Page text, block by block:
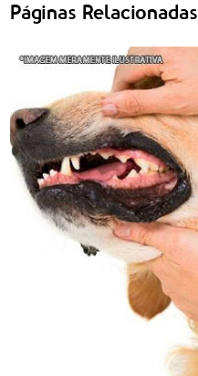
Páginas Relacionadas